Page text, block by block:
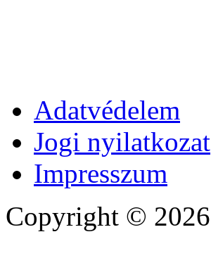
Adatvédelem
Jogi nyilatkozat
Impresszum
Copyright © 2026